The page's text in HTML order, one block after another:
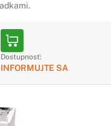
Dostupnosť:
INFORMUJTE SA